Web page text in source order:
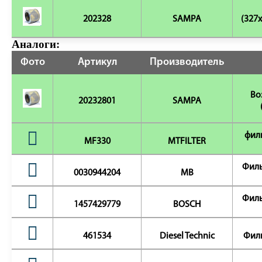
202328 SAMPA
Аналоги:
Фото Артикул Производитель
20232801 SAMPA
MF330 MTFILTER
0030944204 MB
1457429779 BOSCH
461534 Diesel Technic